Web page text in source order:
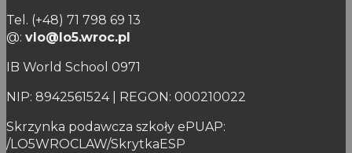
Tel. (+48) 71 798 69 13
@: vlo@lo5.wroc.pl
IB World School 0971
NIP: 8942561524 | REGON: 000210022
Skrzynka podawcza szkoły ePUAP:
/LO5WROCLAW/SkrytkaESP